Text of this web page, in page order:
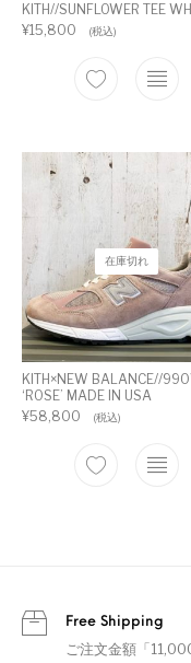
KITH//SUNFLOWER TEE
¥15,800 (税込)
在庫切れ
KITH×NEW BALANCE//
‘ROSE’ MADE IN USA
¥58,800 (税込)
Free Shipping
ご注文金額「